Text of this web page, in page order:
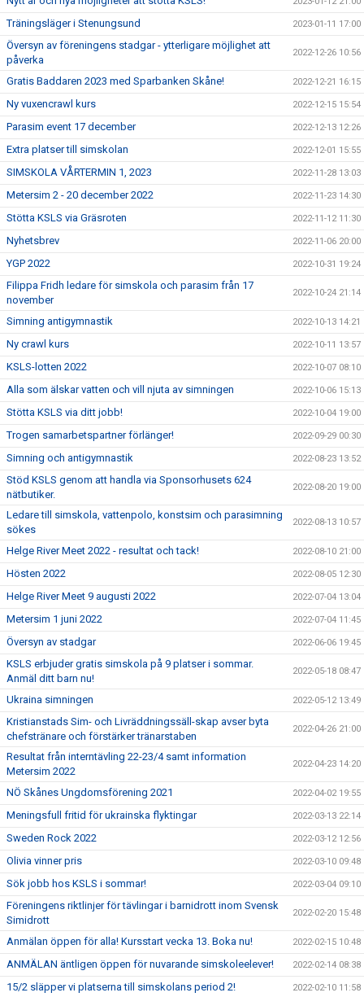
Träningsläger i Stenungsund 2023-01-11 17:00
Översyn av föreningens stadgar - ytterligare möjlighet att
påverka
2022-12-26 10:56
Gratis Baddaren 2023 med Sparbanken Skåne! 2022-12-21 16:15
Ny vuxencrawl kurs 2022-12-15 15:54
Parasim event 17 december 2022-12-13 12:26
Extra platser till simskolan 2022-12-01 15:55
SIMSKOLA VÅRTERMIN 1, 2023 2022-11-28 13:03
Metersim 2 - 20 december 2022 2022-11-23 14:30
Stötta KSLS via Gräsroten 2022-11-12 11:30
Nyhetsbrev 2022-11-06 20:00
YGP 2022 2022-10-31 19:24
Filippa Fridh ledare för simskola och parasim från 17
november
2022-10-24 21:14
Simning antigymnastik 2022-10-13 14:21
Ny crawl kurs 2022-10-11 13:57
KSLS-lotten 2022 2022-10-07 08:10
Alla som älskar vatten och vill njuta av simningen 2022-10-06 15:13
Stötta KSLS via ditt jobb! 2022-10-04 19:00
Trogen samarbetspartner förlänger! 2022-09-29 00:30
Simning och antigymnastik 2022-08-23 13:52
Stöd KSLS genom att handla via Sponsorhusets 624
nätbutiker.
2022-08-20 19:00
Ledare till simskola, vattenpolo, konstsim och parasimning
sökes
2022-08-13 10:57
Helge River Meet 2022 - resultat och tack! 2022-08-10 21:00
Hösten 2022 2022-08-05 12:30
Helge River Meet 9 augusti 2022 2022-07-04 13:04
Metersim 1 juni 2022 2022-07-04 11:45
Översyn av stadgar 2022-06-06 19:45
KSLS erbjuder gratis simskola på 9 platser i sommar.
Anmäl ditt barn nu!
2022-05-18 08:47
Ukraina simningen 2022-05-12 13:49
Kristianstads Sim- och Livräddningssäll-skap avser byta
chefstränare och förstärker tränarstaben
2022-04-26 21:00
Resultat från interntävling 22-23/4 samt information
Metersim 2022
2022-04-23 14:20
NÖ Skånes Ungdomsförening 2021 2022-04-02 19:55
Meningsfull fritid för ukrainska flyktingar 2022-03-13 22:14
Sweden Rock 2022 2022-03-12 12:56
Olivia vinner pris 2022-03-10 09:48
Sök jobb hos KSLS i sommar! 2022-03-04 09:10
Föreningens riktlinjer för tävlingar i barnidrott inom Svensk
Simidrott
2022-02-20 15:48
Anmälan öppen för alla! Kursstart vecka 13. Boka nu! 2022-02-15 10:48
ANMÄLAN äntligen öppen för nuvarande simskoleelever! 2022-02-14 08:38
15/2 släpper vi platserna till simskolans period 2! 2022-02-10 11:58